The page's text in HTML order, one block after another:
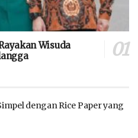
Wisuda
dengan Rice Paper yang